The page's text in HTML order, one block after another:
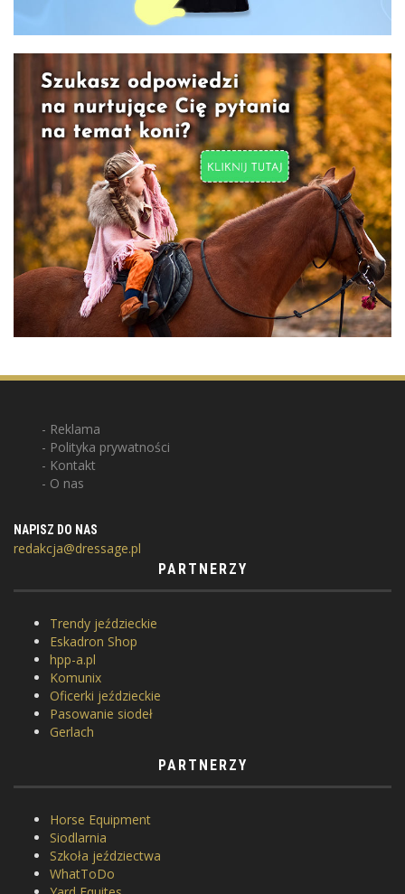
Reklama
Polityka prywatności
Kontakt
O nas
NAPISZ DO NAS
redakcja@dressage.pl
PARTNERZY
Trendy jeździeckie
Eskadron Shop
hpp-a.pl
Komunix
Oficerki jeździeckie
Pasowanie siodeł
Gerlach
PARTNERZY
Horse Equipment
Siodlarnia
Szkoła jeździectwa
WhatToDo